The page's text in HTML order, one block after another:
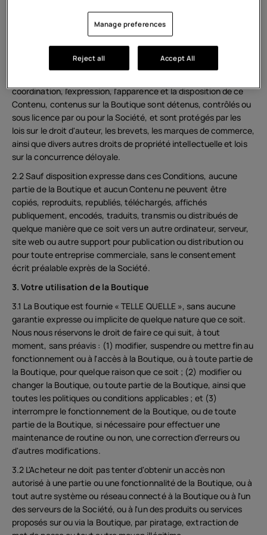
2.1 Tous les textes, graphiques, interfaces utilisateur,
interfaces visuelles, photographies, images, marques de
informatique (collectivement, « Contenu »), y compris, mais
coordination, l'expression, l'apparence et la disposition de ce
Contenu, contenus sur la Boutique sont détenus, contrôlés ou
sous licence par ou pour la Société, et sont protégés par les
lois sur le droit d'auteur, les brevets, les marques de commerce,
ainsi que divers autres droits de propriété intellectuelle et lois
sur la concurrence déloyale.
2.2 Sauf disposition expresse dans ces Conditions, aucune
partie de la Boutique et aucun Contenu ne peuvent être
copiés, reproduits, republiés, téléchargés, affichés
publiquement, encodés, traduits, transmis ou distribués de
quelque manière que ce soit vers un autre ordinateur, serveur,
site web ou autre support pour publication ou distribution ou
pour toute entreprise commerciale, sans le consentement
écrit préalable exprès de la Société.
3. Votre utilisation de la Boutique
3.1 La Boutique est fournie « TELLE QUELLE », sans aucune
garantie expresse ou implicite de quelque nature que ce soit.
Nous nous réservons le droit de faire ce qui suit, à tout
moment, sans préavis : (1) modifier, suspendre ou mettre fin au
fonctionnement ou à l'accès à la Boutique, ou à toute partie de
la Boutique, pour quelque raison que ce soit ; (2) modifier ou
changer la Boutique, ou toute partie de la Boutique, ainsi que
toutes les politiques ou conditions applicables ; et (3)
interrompre le fonctionnement de la Boutique, ou de toute
partie de la Boutique, si nécessaire pour effectuer une
maintenance de routine ou non, une correction d'erreurs ou
d'autres modifications.
3.2 L'Acheteur ne doit pas tenter d'obtenir un accès non
autorisé à une partie ou une fonctionnalité de la Boutique, ou à
tout autre système ou réseau connecté à la Boutique ou à l'un
des serveurs de la Société, ou à l'un des produits ou services
proposés sur ou via la Boutique, par piratage, extraction de
Manage preferences
Reject all Accept All